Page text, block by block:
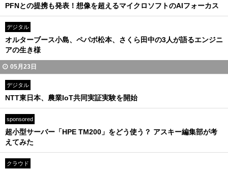
PFNとの提携も発表！想像を超えるマイクロソフトのAIフォーカス
デジタル
オルターブース小島、ペパボ松本、さくら田中の3人が語るエンジニ
アの生き様
05月23日
デジタル
NTT東日本、農業IoT共同実証実験を開始
sponsored
超小型サーバー「HPE TM200」をどう使う？ アスキー編集部が考
えてみた
クラウド